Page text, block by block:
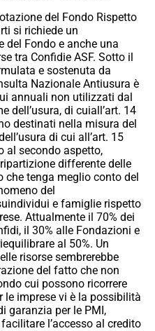
del Fondo Rispetto
si richiede un
Fondo e anche una
tra Confidie ASF. Sotto il
e sostenuta da
Nazionale Antiusura è
annuali non utilizzati dal
dell’usura, di cuiall’art. 14
destinati nella misura del
di cui all’art. 15
al secondo aspetto,
differente delle
che tenga meglio conto del
del
e famiglie rispetto
Attualmente il 70% dei
il 30% alle Fondazioni e
al 50%. Un
risorse sembrerebbe
del fatto che non
cui possono ricorrere
le imprese vi è la possibilità
garanzia per le PMI,
l’accesso al credito